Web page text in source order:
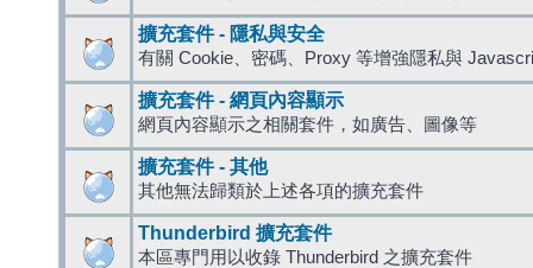
擴充套件 - 隱私與安全
有關 Cookie、密碼、Proxy 等增強隱私與
擴充套件 - 網頁內容顯示
網頁內容顯示之相關套件，如廣告、圖像等
擴充套件 - 其他
其他無法歸類於上述各項的擴充套件
Thunderbird 擴充套件
本區專門用以收錄 Thunderbird 之擴充套件